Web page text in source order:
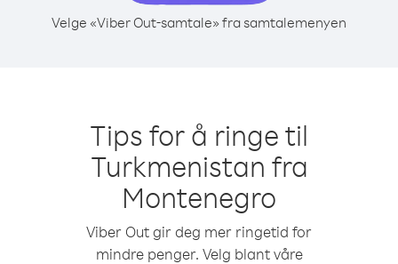
Velge «Viber Out-samtale» fra samtalemenyen
Tips for å ringe til
Turkmenistan fra
Montenegro
Viber Out gir deg mer ringetid for
mindre penger. Velg blant våre